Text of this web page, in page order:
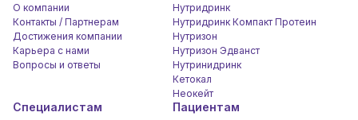
О компании
Контакты / Партнерам
Достижения компании
Карьера c нами
Вопросы и ответы
Нутридринк
Нутридринк Компакт Протеин
Нутризон
Нутризон Эдванст
Нутринидринк
Кетокал
Неокейт
Специалистам Пациентам